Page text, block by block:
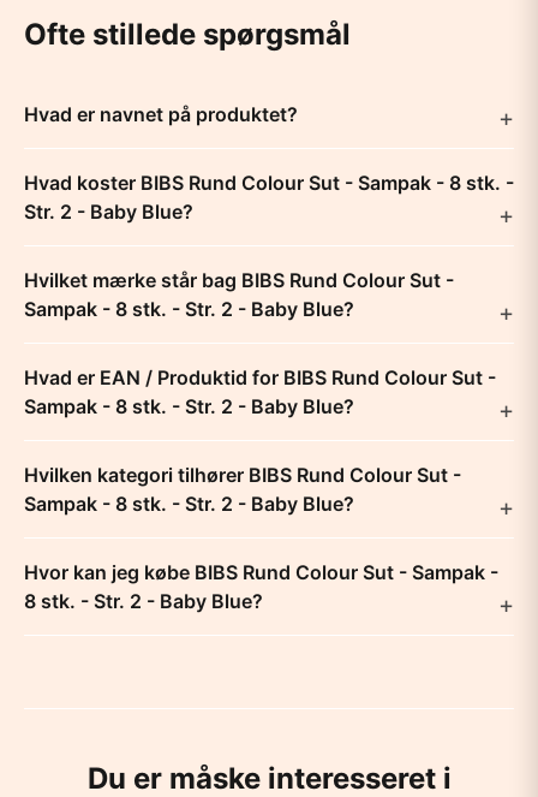
Ofte stillede spørgsmål
Hvad er navnet på produktet?
Hvad koster BIBS Rund Colour Sut - Sampak - 8 stk. -
Str. 2 - Baby Blue?
Hvilket mærke står bag BIBS Rund Colour Sut -
Sampak - 8 stk. - Str. 2 - Baby Blue?
Hvad er EAN / Produktid for BIBS Rund Colour Sut -
Sampak - 8 stk. - Str. 2 - Baby Blue?
Hvilken kategori tilhører BIBS Rund Colour Sut -
Sampak - 8 stk. - Str. 2 - Baby Blue?
Hvor kan jeg købe BIBS Rund Colour Sut - Sampak -
8 stk. - Str. 2 - Baby Blue?
Du er måske interesseret i